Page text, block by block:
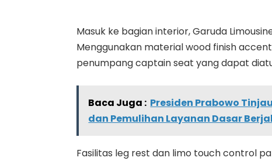
Masuk ke bagian interior, Garuda
Menggunakan material wood finish
penumpang captain seat yang dapat
Baca Juga : Presiden Prabowo
dan Pemulihan Layanan Dasar
Fasilitas leg rest dan limo touch control